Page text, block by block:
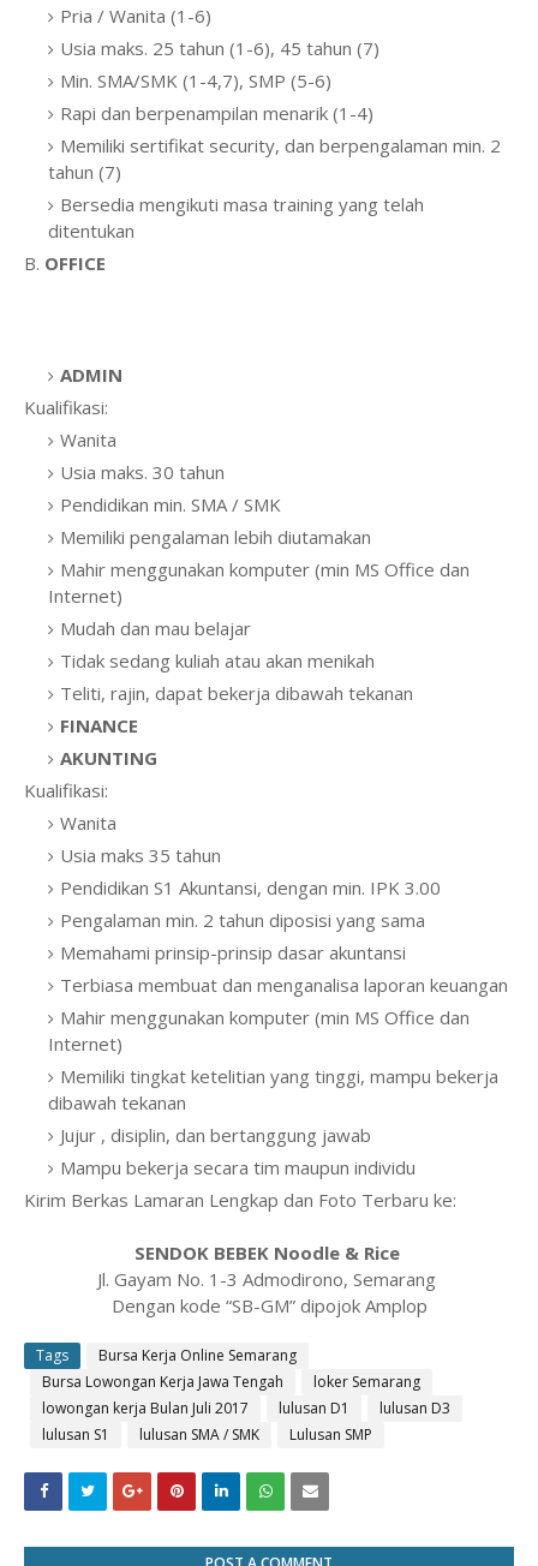
Pria / Wanita (1-6)
Usia maks. 25 tahun (1-6), 45 tahun (7)
Min. SMA/SMK (1-4,7), SMP (5-6)
Rapi dan berpenampilan menarik (1-4)
Memiliki sertifikat security, dan berpengalaman min. 2
tahun (7)
Bersedia mengikuti masa training yang telah
ditentukan
B. OFFICE
ADMIN
Kualifikasi:
Wanita
Usia maks. 30 tahun
Pendidikan min. SMA / SMK
Memiliki pengalaman lebih diutamakan
Mahir menggunakan komputer (min MS Office dan
Internet)
Mudah dan mau belajar
Tidak sedang kuliah atau akan menikah
Teliti, rajin, dapat bekerja dibawah tekanan
FINANCE
AKUNTING
Kualifikasi:
Wanita
Usia maks 35 tahun
Pendidikan S1 Akuntansi, dengan min. IPK 3.00
Pengalaman min. 2 tahun diposisi yang sama
Memahami prinsip-prinsip dasar akuntansi
Terbiasa membuat dan menganalisa laporan keuangan
Mahir menggunakan komputer (min MS Office dan
Internet)
Memiliki tingkat ketelitian yang tinggi, mampu bekerja
dibawah tekanan
Jujur , disiplin, dan bertanggung jawab
Mampu bekerja secara tim maupun individu
Kirim Berkas Lamaran Lengkap dan Foto Terbaru ke:
SENDOK BEBEK Noodle & Rice
Jl. Gayam No. 1-3 Admodirono, Semarang
Dengan kode “SB-GM” dipojok Amplop
Tags
Bursa Kerja Online Semarang
Bursa Lowongan Kerja Jawa Tengah
loker Semarang
lowongan kerja Bulan Juli 2017
lulusan D1
lulusan D3
lulusan S1
lulusan SMA / SMK Lulusan SMP